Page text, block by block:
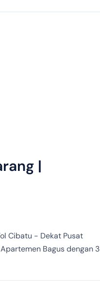
|
Cibatu - Dekat Pusat
Bagus dengan 3